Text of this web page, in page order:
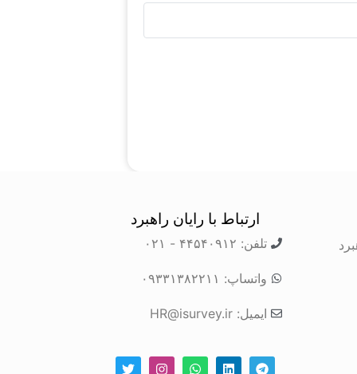
ارتباط با رایان راهبرد
تلفن: ۴۴۵۴۰۹۱۲ - ۰۲۱
واتساپ: ۰۹۳۳۱۳۸۲۲۱۱
ایمیل: HR@isurvey.ir